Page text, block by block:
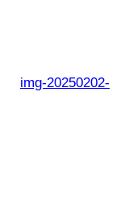
img-20250202-